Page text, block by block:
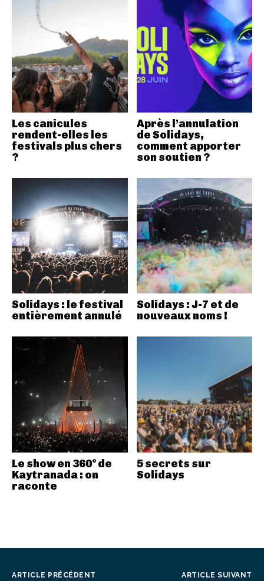
Les canicules
rendent-elles les
festivals plus chers
?
Après l’annulation
de Solidays,
comment apporter
son soutien ?
Solidays : le festival
entièrement annulé
Solidays : J-7 et de
nouveaux noms !
Le show en 360° de
Kaytranada : on
raconte
5 secrets sur
Solidays
ARTICLE PRÉCÉDENT ARTICLE SUIVANT